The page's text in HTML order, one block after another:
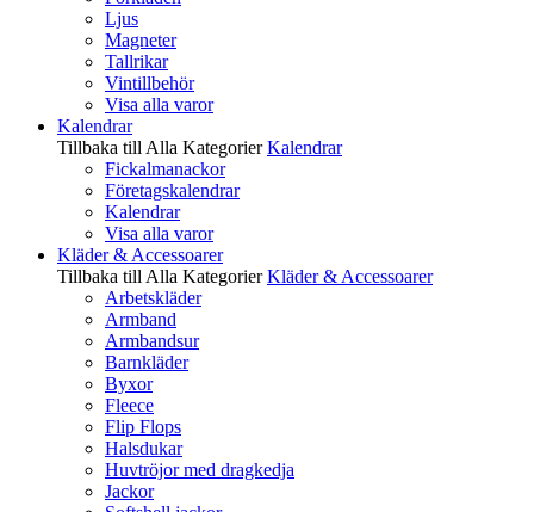
Ljus
Magneter
Tallrikar
Vintillbehör
Visa alla varor
Kalendrar
Tillbaka till Alla Kategorier Kalendrar
Fickalmanackor
Företagskalendrar
Kalendrar
Visa alla varor
Kläder & Accessoarer
Tillbaka till Alla Kategorier Kläder & Accessoarer
Arbetskläder
Armband
Armbandsur
Barnkläder
Byxor
Fleece
Flip Flops
Halsdukar
Huvtröjor med dragkedja
Jackor